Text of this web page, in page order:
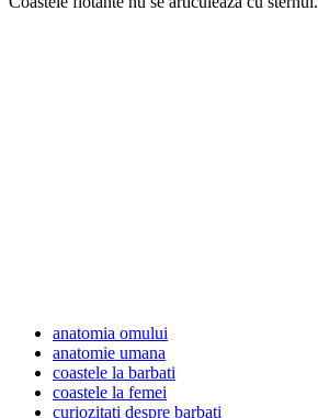
anatomia omului
anatomie umana
coastele la barbati
coastele la femei
curiozitati despre barbati